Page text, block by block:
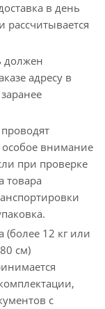
в день
рассчитывается
должен
адресу в
особое внимание
при проверке
товара
(более 12 кг или
см)
с